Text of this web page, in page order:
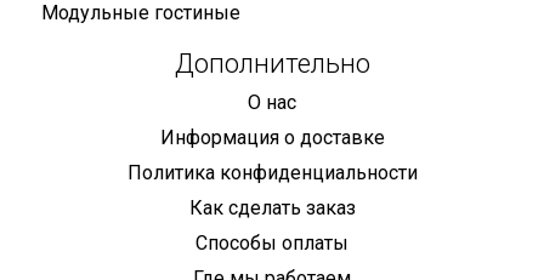
Модульные гостиные
Дополнительно
О нас
Информация о доставке
Политика конфиденциальности
Как сделать заказ
Способы оплаты